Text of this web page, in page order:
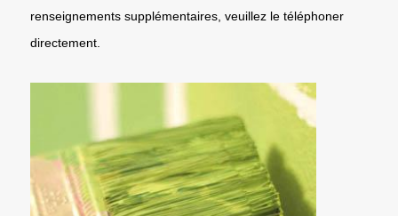
renseignements supplémentaires, veuillez le téléphoner
directement.